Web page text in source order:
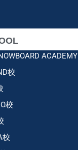
ACADEMY
校
校
校